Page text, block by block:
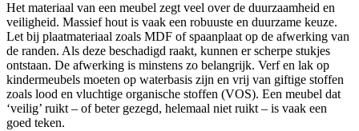
Het materiaal van een meubel zegt veel over de duurzaamheid en
veiligheid. Massief hout is vaak een robuuste en duurzame keuze.
Let bij plaatmateriaal zoals MDF of spaanplaat op de afwerking van
de randen. Als deze beschadigd raakt, kunnen er scherpe stukjes
ontstaan. De afwerking is minstens zo belangrijk. Verf en lak op
kindermeubels moeten op waterbasis zijn en vrij van giftige stoffen
zoals lood en vluchtige organische stoffen (VOS). Een meubel dat
‘veilig’ ruikt – of beter gezegd, helemaal niet ruikt – is vaak een
goed teken.